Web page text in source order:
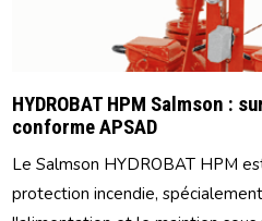
HYDROBAT HPM Salmson :
conforme APSAD
Le Salmson HYDROBAT HPM
protection incendie,